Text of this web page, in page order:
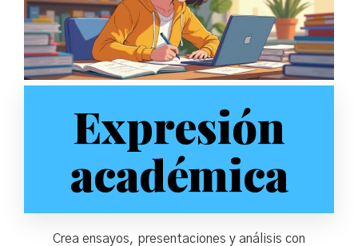
Expresión
académica
Crea ensayos, presentaciones y análisis con